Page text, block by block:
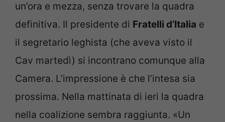
un’ora e mezza, senza trovare la quadra
definitiva. Il presidente di Fratelli d’Italia e
il segretario leghista (che aveva visto il
Cav martedì) si incontrano comunque alla
Camera. L’impressione è che l’intesa sia
prossima. Nella mattinata di ieri la quadra
nella coalizione sembra raggiunta. «Un